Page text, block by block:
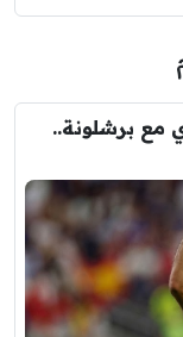
مع برشلونة..